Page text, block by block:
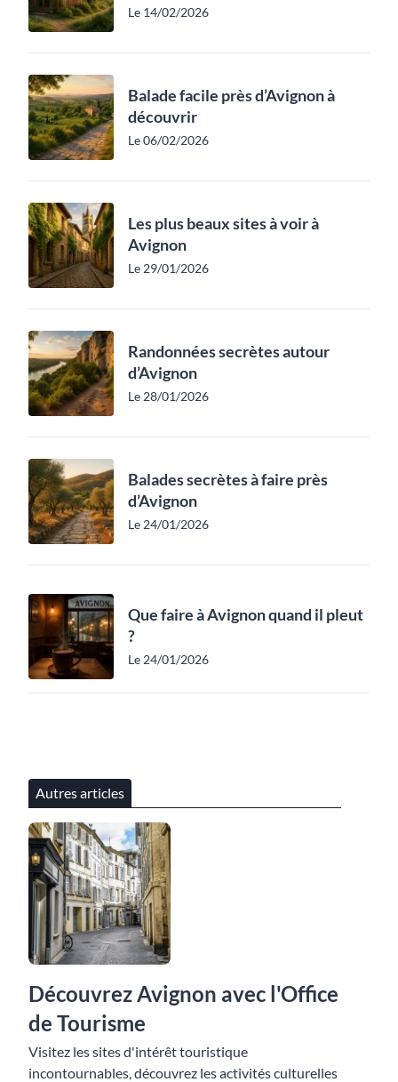
Le 14/02/2026
Balade facile près d’Avignon à
découvrir
Le 06/02/2026
Les plus beaux sites à voir à
Avignon
Le 29/01/2026
Randonnées secrètes autour
d’Avignon
Le 28/01/2026
Balades secrètes à faire près
d’Avignon
Le 24/01/2026
Que faire à Avignon quand il pleut
?
Le 24/01/2026
Autres articles
Découvrez Avignon avec l'Office
de Tourisme
Visitez les sites d'intérêt touristique
incontournables, découvrez les activités culturelles